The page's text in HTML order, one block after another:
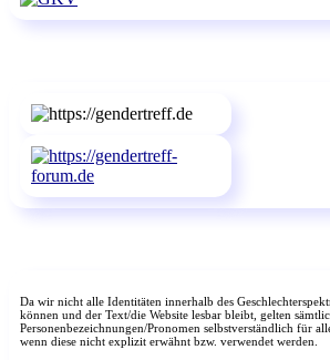
Da wir nicht alle Identitäten innerhalb des
können und der Text/die Website lesbar bleibt, gelten
Personenbezeichnungen/Pronomen selbstverständlich für
wenn diese nicht explizit erwähnt bzw. verwendet werden.